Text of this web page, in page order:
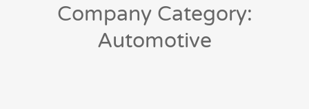
Company Category:
Automotive